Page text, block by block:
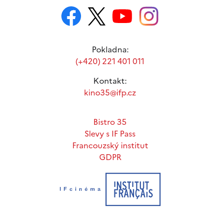
Pokladna:
(+420) 221 401 011
Kontakt:
kino35@ifp.cz
Bistro 35
Slevy s IF Pass
Francouzský institut
GDPR